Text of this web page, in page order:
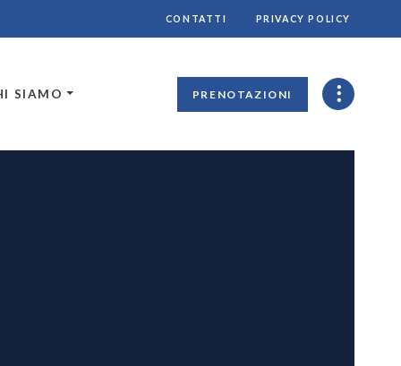
CONTATTI PRIVACY POLICY
SIAMO PRENOTAZIONI